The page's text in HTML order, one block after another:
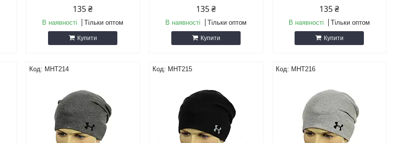
135 ₴
В наявності Тільки оптом
Купити
135 ₴
В наявності Тільки оптом
Купити
135 ₴
В наявності Тільки оптом
Купити
MHT214 MHT215 MHT216